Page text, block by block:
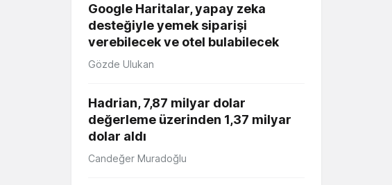
Google Haritalar, yapay zeka
desteğiyle yemek siparişi
verebilecek ve otel bulabilecek
Gözde Ulukan
Hadrian, 7,87 milyar dolar
değerleme üzerinden 1,37 milyar
dolar aldı
Candeğer Muradoğlu